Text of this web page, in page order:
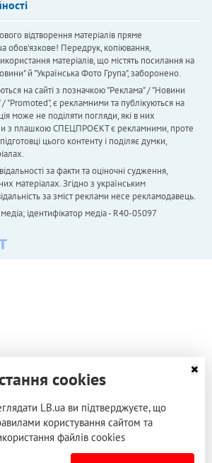
відтворення матеріалів пряме
обов'язкове! Передрук, копіювання,
матеріалів, що містять посилання на
й "Українська Фото Група", заборонено.
на сайті з позначкою "Реклама" / "Новини
"Promoted", є рекламними та публікуються на
може не поділяти погляди, які в них
з плашкою СПЕЦПРОЄКТ є рекламними, проте
цього контенту і поділяє думки,
за факти та оціночні судження,
матеріалах. Згідно з українським
за зміст реклами несе рекламодавець.
ідентифікатор медіа - R40-05097
cookies
LB.ua ви підтверджуєте, що
користування сайтом та
файлів cookies